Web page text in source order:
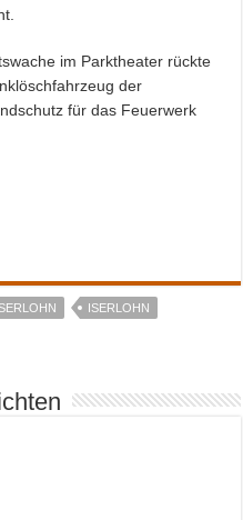
im Parktheater rückte
der
für das Feuerwerk
ISERLOHN